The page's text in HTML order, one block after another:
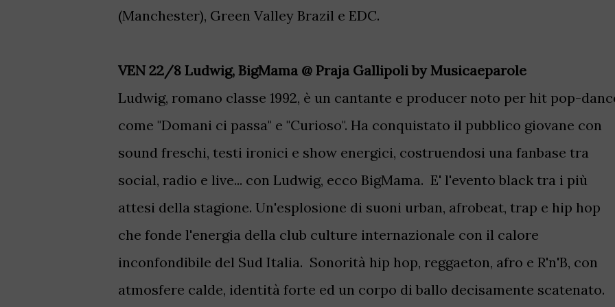
(Manchester), Green Valley Brazil e EDC.
VEN 22/8 Ludwig, BigMama @ Praja Gallipoli by Musicaeparole
Ludwig, romano classe 1992, è un cantante e producer noto per hit pop-
come "Domani ci passa" e "Curioso". Ha conquistato il pubblico giovane con
sound freschi, testi ironici e show energici, costruendosi una fanbase tra
social, radio e live... con Ludwig, ecco BigMama. E' l'evento black tra i più
attesi della stagione. Un'esplosione di suoni urban, afrobeat, trap e hip hop
che fonde l'energia della club culture internazionale con il calore
inconfondibile del Sud Italia. Sonorità hip hop, reggaeton, afro e R'n'B, con
atmosfere calde, identità forte ed un corpo di ballo decisamente scatenato.